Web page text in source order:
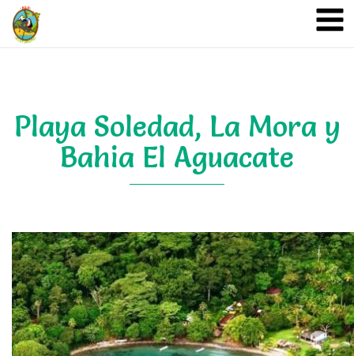
Playa Soledad, La Mora y
Bahia El Aguacate